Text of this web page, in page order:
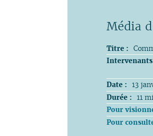
Titre :
Date : 13
Durée : 11
Pour
Pour